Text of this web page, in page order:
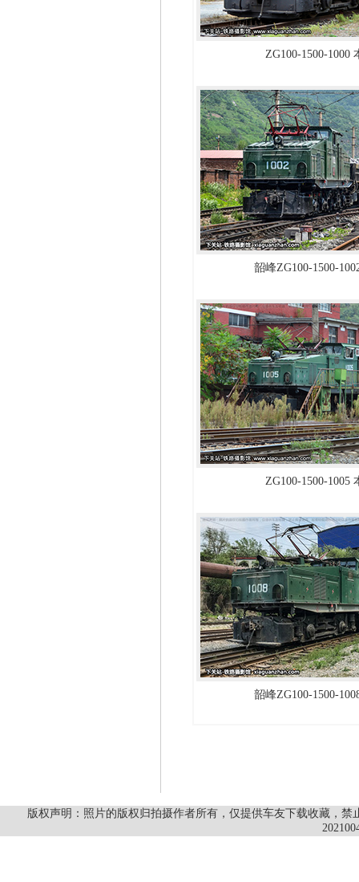
ZG100-1500-1000
韶峰ZG100-1500-
ZG100-1500-1005
韶峰ZG100-1500-
版权声明：照片的版权归拍摄作者所有，仅提供车友下载收藏，